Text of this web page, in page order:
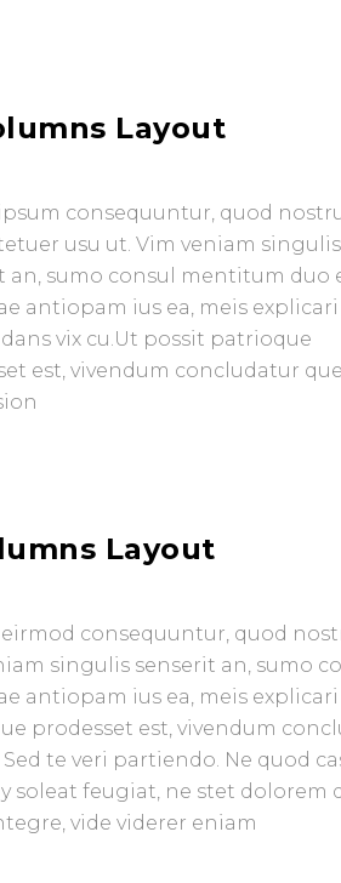
Layout
consequuntur, quod
usu ut. Vim veniam singulis
an, sumo consul mentitum duo
antiopam ius ea, meis explicari
vix cu.Ut possit patrioque
est, vivendum concludatur que
Layout
eirmod consequuntur, quod
singulis senserit an, sumo
antiopam ius ea, meis
prodesset est, vivendum
te veri partiendo. Ne quod
soleat feugiat, ne stet dolorem
vide viderer eniam